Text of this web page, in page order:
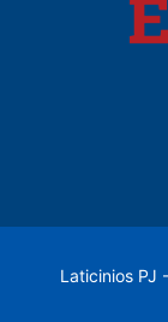
Laticinios PJ